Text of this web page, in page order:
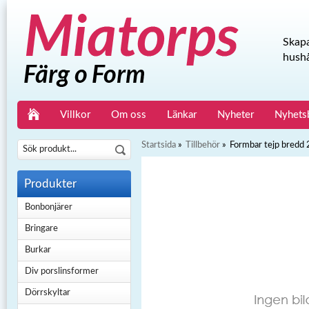
Villkor Om oss Länkar Nyheter
Produkter
Bonbonjärer
Bringare
Burkar
Div porslinsformer
Dörrskyltar
Startsida » Tillbehör » Formbar tejp bredd